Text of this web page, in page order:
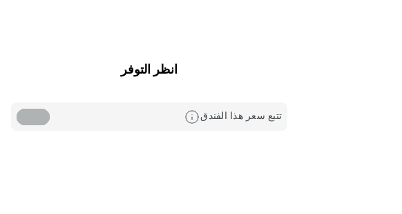
انظر التوفر
تتبع سعر هذا الفندق